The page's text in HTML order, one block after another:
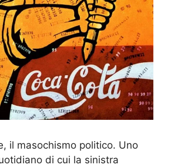
il masochismo politico. Uno
di cui la sinistra